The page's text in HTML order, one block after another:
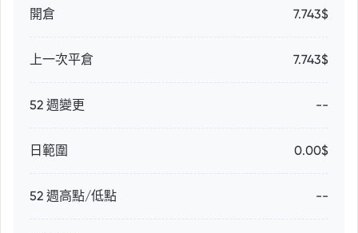
開倉 7.743$
上一次平倉 7.743$
52 週變更 --
日範圍 0.00$
52 週高點/低點 --